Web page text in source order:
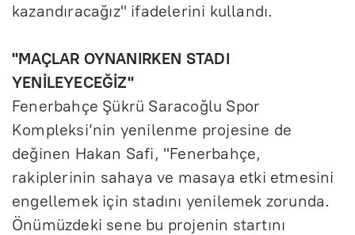
kazandıracağız" ifadelerini kullandı.
"MAÇLAR OYNANIRKEN STADI
YENİLEYECEĞİZ"
Fenerbahçe Şükrü Saracoğlu Spor
Kompleksi’nin yenilenme projesine de
değinen Hakan Safi, "Fenerbahçe,
rakiplerinin sahaya ve masaya etki etmesini
engellemek için stadını yenilemek zorunda.
Önümüzdeki sene bu projenin startını